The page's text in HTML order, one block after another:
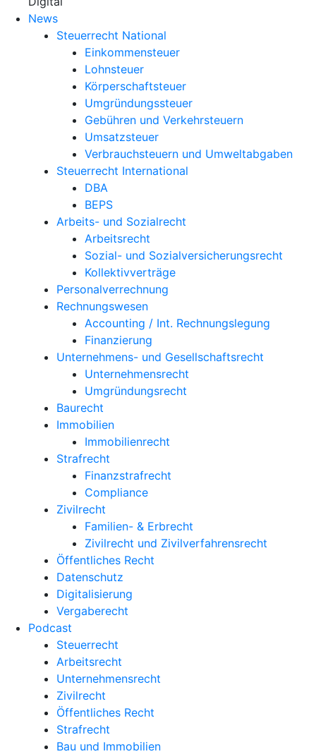
News
Steuerrecht National
Einkommensteuer
Lohnsteuer
Körperschaftsteuer
Umgründungssteuer
Gebühren und Verkehrsteuern
Umsatzsteuer
Verbrauchsteuern und Umweltabgaben
Steuerrecht International
DBA
BEPS
Arbeits- und Sozialrecht
Arbeitsrecht
Sozial- und Sozialversicherungsrecht
Kollektivverträge
Personalverrechnung
Rechnungswesen
Accounting / Int. Rechnungslegung
Finanzierung
Unternehmens- und Gesellschaftsrecht
Unternehmensrecht
Umgründungsrecht
Baurecht
Immobilien
Immobilienrecht
Strafrecht
Finanzstrafrecht
Compliance
Zivilrecht
Familien- & Erbrecht
Zivilrecht und Zivilverfahrensrecht
Öffentliches Recht
Datenschutz
Digitalisierung
Vergaberecht
Podcast
Steuerrecht
Arbeitsrecht
Unternehmens­recht
Zivilrecht
Öffentliches Recht
Strafrecht
Bau und Immobilien